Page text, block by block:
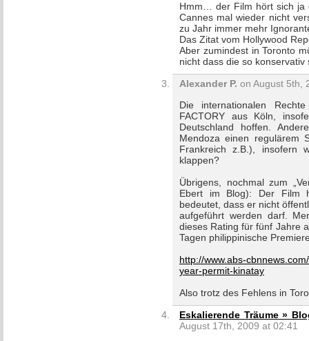
Hmm… der Film hört sich ja
Cannes mal wieder nicht
zu Jahr immer mehr
Das Zitat vom Hollywood
Aber zumindest in Toronto
nicht dass die so konservativ
Alexander P. on August 5th,
Die internationalen
FACTORY aus Köln,
Deutschland hoffen.
Mendoza einen regulärem
Frankreich z.B.), insofern
klappen?
Übrigens, nochmal zum
Ebert im Blog): Der Film
bedeutet, dass er nicht
aufgeführt werden darf.
dieses Rating für fünf Jahre
Tagen philippinische
http://www.abs-
year-permit-kinatay
Also trotz des Fehlens in
Eskalierende Träume »
August 17th, 2009 at 02:41